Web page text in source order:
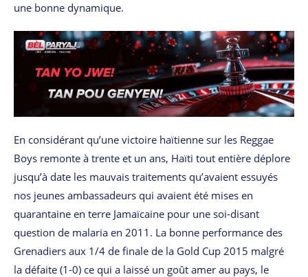
une bonne dynamique.
En considérant qu’une victoire haïtienne sur les Reggae
Boys remonte à trente et un ans, Haïti tout entière déplore
jusqu’à date les mauvais traitements qu’avaient essuyés
nos jeunes ambassadeurs qui avaient été mises en
quarantaine en terre Jamaïcaine pour une soi-disant
question de malaria en 2011. La bonne performance des
Grenadiers aux 1/4 de finale de la Gold Cup 2015 malgré
la défaite (1-0) ce qui a laissé un goût amer au pays, le